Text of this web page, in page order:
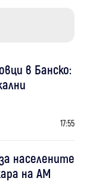
в Банско:
17:55
населените
на АМ